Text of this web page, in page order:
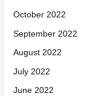
October 2022
September 2022
August 2022
July 2022
June 2022